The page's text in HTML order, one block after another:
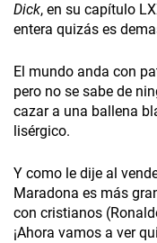
Dick, en su capítulo
entera quizás es
El mundo anda con
pero no se sabe de
cazar a una ballena
lisérgico.
Y como le dije al
Maradona es más
con cristianos
¡Ahora vamos a ver